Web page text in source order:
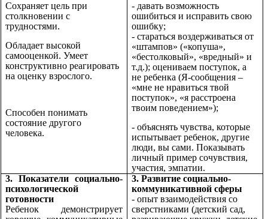
Сохраняет цель при
столкновении с
трудностями.
Обладает высокой
самооценкой. Умеет
конструктивно реагировать
на оценку взрослого.
Способен понимать
состояние другого
человека.
- давать возможность
ошибиться и исправить свою
ошибку;
- стараться воздерживаться от
«штампов» («копуша»,
«бестолковый», «вредный» и
т.д.); оцениваем поступок, а
не ребенка (Я-сообщения –
«мне не нравиться твой
поступок», «я расстроена
твоим поведением»);
- объяснять чувства, которые
испытывает ребенок, другие
люди, вы сами. Показывать
личный пример сочувствия,
участия, эмпатии.
3. Показатели социально-
психологической
готовности
Ребенок демонстрирует
3. Развитие социально-
коммуникативной сферы
- опыт взаимодействия со
сверстниками (детский сад,